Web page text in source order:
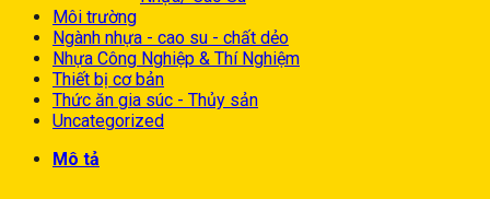
Môi trường
Ngành nhựa - cao su - chất dẻo
Nhựa Công Nghiệp & Thí Nghiệm
Thiết bị cơ bản
Thức ăn gia súc - Thủy sản
Uncategorized
Mô tả